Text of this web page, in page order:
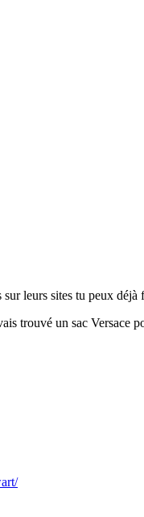
leurs sites tu peux déjà
trouvé un sac Versace